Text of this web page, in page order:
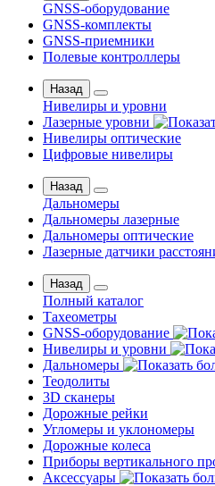
GNSS-оборудование
GNSS-комплекты
GNSS-приемники
Полевые контроллеры
Назад
Нивелиры и уровни
Лазерные уровни
Нивелиры оптические
Цифровые нивелиры
Назад
Дальномеры
Дальномеры лазерные
Дальномеры оптические
Лазерные датчики
Назад
Полный каталог
Тахеометры
GNSS-оборудование
Нивелиры и уровни
Дальномеры
Теодолиты
3D сканеры
Дорожные рейки
Угломеры и уклономеры
Дорожные колеса
Приборы вертикального
Аксессуары